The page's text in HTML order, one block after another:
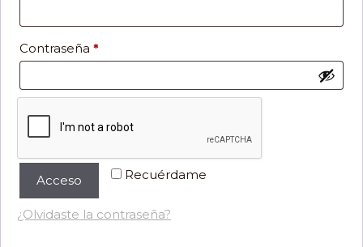
Contraseña *
Recuérdame
Acceso
¿Olvidaste la contraseña?